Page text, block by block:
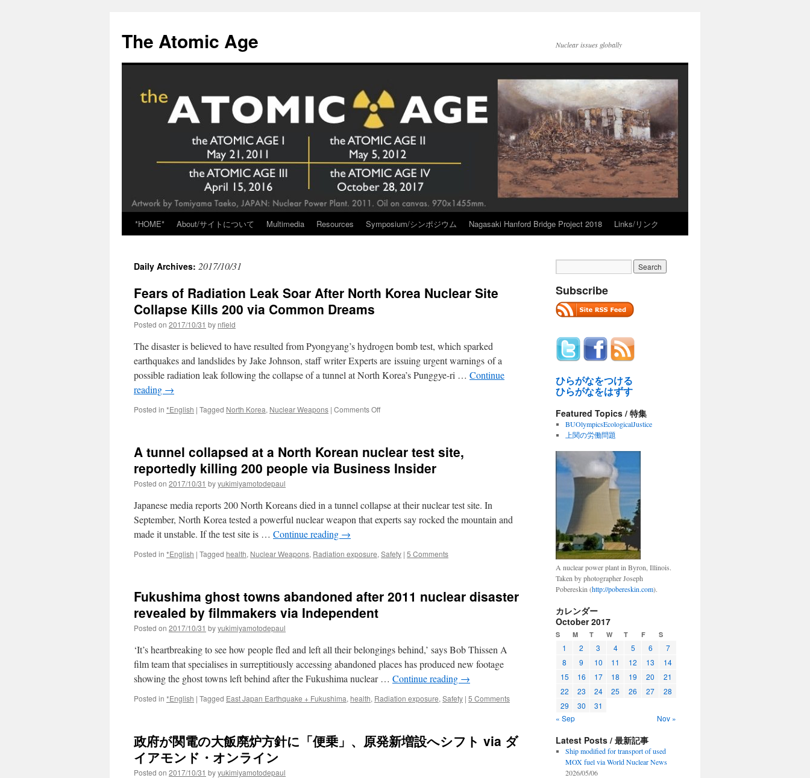
content
The Atomic Age Nuclear issues globally
*HOME* About/サイトについて Multimedia Resources Symposium/シンポジウム Nagasaki Hanford Bridge Project 2018 Links/リンク
Daily Archives: 2017/10/31
Fears of Radiation Leak Soar After North Korea Nuclear Site
Collapse Kills 200 via Common Dreams
Posted on 2017/10/31 by nfield
The disaster is believed to have resulted from Pyongyang’s hydrogen bomb test, which sparked
earthquakes and landslides by Jake Johnson, staff writer Experts are issuing urgent warnings of a
possible radiation leak following the collapse of a tunnel at North Korea’s Punggye-ri … Continue
reading →
Posted in *English | Tagged North Korea, Nuclear Weapons | Comments Offon
Leak
Soar
After
Nuclear
Site
Collapse
200
via
A tunnel collapsed at a North Korean nuclear test site,
reportedly killing 200 people via Business Insider
Posted on 2017/10/31 byyukimiyamotodepaul
Japanese media reports 200 North Koreans died in a tunnel collapse at their nuclear test site. In
September, North Korea tested a powerful nuclear weapon that experts say rocked the mountain and
made it unstable. If the test site is … Continue reading →
Posted in *English | Tagged health, Nuclear Weapons, Radiation exposure, Safety | 5 Comments
Fukushima ghost towns abandoned after 2011 nuclear disaster
revealed by filmmakers via Independent
Posted on 2017/10/31 byyukimiyamotodepaul
‘It’s heartbreaking to see how people fled and left all their belongings behind,’ says Bob Thissen A
film team that specialises in surreptitiously accessing abandoned places has produced new footage
showing the ghost towns left behind after the Fukushima nuclear … Continue reading →
Posted in *English | Tagged East Japan Earthquake + Fukushima, health, Radiation exposure, Safety | 5 Comments
政府が関電の大飯廃炉方針に「便乗」、原発新増設へシフト via ダ
イアモンド・オンライン
Posted on 2017/10/31 byyukimiyamotodepaul
Subscribe
ひらがなをつける
ひらがなをはずす
Featured Topics / 特集
BUOlympicsEcologicalJustice
上関の労働問題
A nuclear power plant in Byron, Illinois.
Taken by photographer Joseph
Pobereskin (http://pobereskin.com).
カレンダー
October 2017
S M T W T F S
1 2 3 4 5 6
7
8
9 10 11 12 13
14
15
16 17 18 19 20
21
22
23 24 25 26 27
28
29
30
31
« Sep
Nov »
Latest Posts / 最新記事
Ship modified for transport of used
MOX fuel via World Nuclear News
2026/05/06